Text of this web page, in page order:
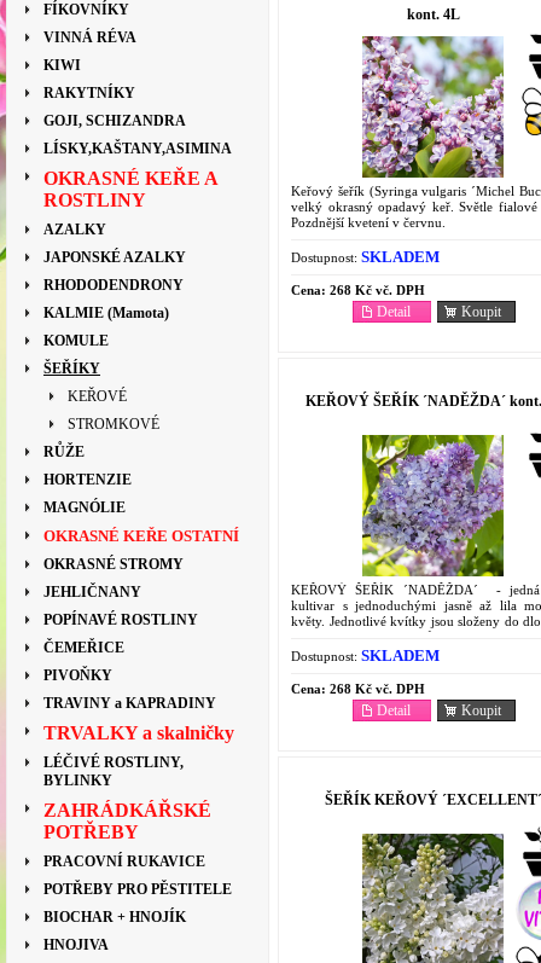
FÍKOVNÍKY
VINNÁ RÉVA
KIWI
RAKYTNÍKY
GOJI, SCHIZANDRA
LÍSKY,KAŠTANY,ASIMINA
OKRASNÉ KEŘE A
ROSTLINY
AZALKY
JAPONSKÉ AZALKY
RHODODENDRONY
KALMIE (Mamota)
KOMULE
ŠEŘÍKY
KEŘOVÉ
STROMKOVÉ
RŮŽE
HORTENZIE
MAGNÓLIE
OKRASNÉ KEŘE OSTATNÍ
OKRASNÉ STROMY
JEHLIČNANY
POPÍNAVÉ ROSTLINY
ČEMEŘICE
PIVOŇKY
TRAVINY a KAPRADINY
TRVALKY a skalničky
LÉČIVÉ ROSTLINY,
BYLINKY
ZAHRÁDKÁŘSKÉ
POTŘEBY
PRACOVNÍ RUKAVICE
POTŘEBY PRO PĚSTITELE
BIOCHAR + HNOJÍK
HNOJIVA
kont. 4L
Keřový šeřík (Syringa vulgaris ´Michel
velký okrasný opadavý keř. Světle fialové
Pozdnější kvetení v červnu.
Dostupnost: SKLADEM
Cena: 268 Kč vč. DPH
Koupit
Detail
KEŘOVÝ ŠEŘÍK ´NADĚŽDA´
KEŘOVÝ ŠEŘÍK ´NADĚŽDA´ -
kultivar s jednoduchými jasně až lila
květy. Jednotlivé kvítky jsou složeny do
lat a slabě voní. Dorůstá až do
Vhodný...
Dostupnost: SKLADEM
Cena: 268 Kč vč. DPH
Koupit
Detail
ŠEŘÍK KEŘOVÝ ´EXCELLENT´